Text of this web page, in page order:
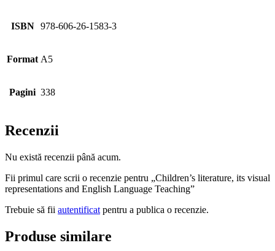
ISBN 978-606-26-1583-3
Format A5
Pagini 338
Recenzii
Nu există recenzii până acum.
Fii primul care scrii o recenzie pentru „Children’s literature, its visual
representations and English Language Teaching”
Trebuie să fii autentificat pentru a publica o recenzie.
Produse similare